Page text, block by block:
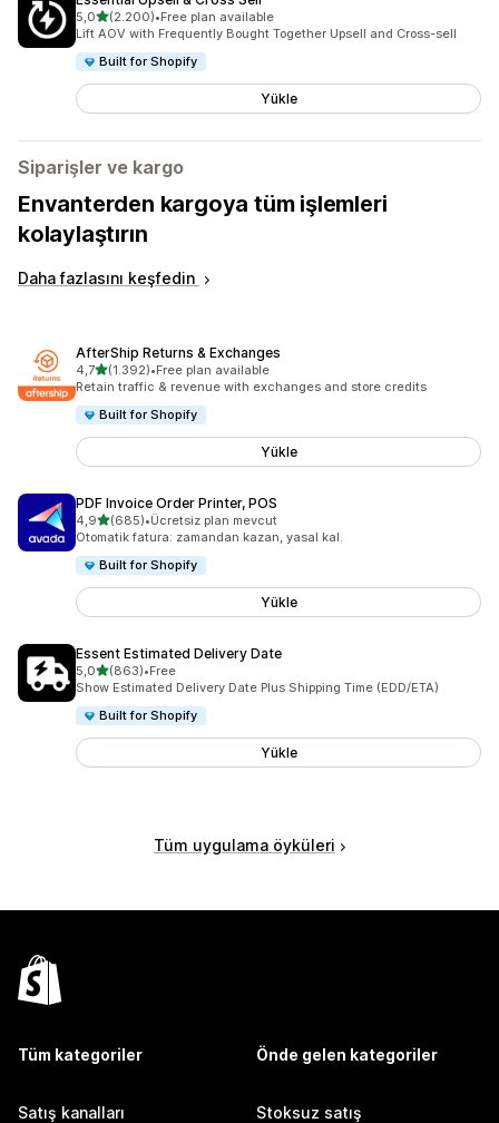
5,05 yıldız üzerinden
(2.200)
toplam 2200 değerlendirme
•Free plan available
Lift AOV with Frequently Bought Together Upsell and Cross-sell
Built for Shopify
Yükle
Siparişler ve kargo
Envanterden kargoya tüm işlemleri
kolaylaştırın
Daha fazlasını keşfedin
AfterShip Returns & Exchanges
4,75 yıldız üzerinden
(1.392)
toplam 1392 değerlendirme
•Free plan available
Retain traffic & revenue with exchanges and store credits
Built for Shopify
Yükle
PDF Invoice Order Printer, POS
4,95 yıldız üzerinden
(685)
toplam 685 değerlendirme
•Ücretsiz plan mevcut
Otomatik fatura: zamandan kazan, yasal kal.
Built for Shopify
Yükle
Essent Estimated Delivery Date
5,05 yıldız üzerinden
(863)
toplam 863 değerlendirme
•Free
Show Estimated Delivery Date Plus Shipping Time (EDD/ETA)
Built for Shopify
Yükle
Tüm uygulama öyküleri
Tüm kategoriler
Satış kanalları
Önde gelen kategoriler
Stoksuz satış